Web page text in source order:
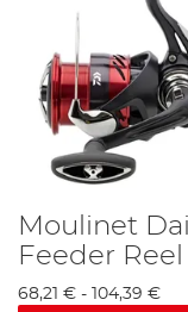
Moulinet
Feeder Reel
68,21 € - 104,39 €